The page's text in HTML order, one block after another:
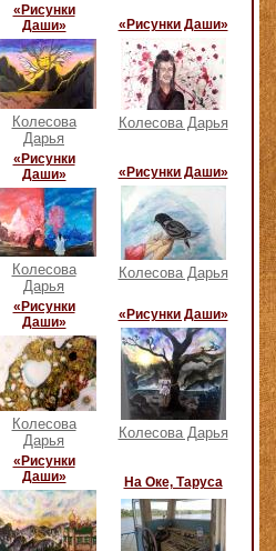
«Рисунки
Даши»
Колесова
Дарья
«Рисунки Даши»
Колесова Дарья
«Рисунки
Даши»
Колесова
Дарья
«Рисунки Даши»
Колесова Дарья
«Рисунки
Даши»
Колесова
Дарья
«Рисунки Даши»
Колесова Дарья
«Рисунки
Даши»
На Оке, Таруса